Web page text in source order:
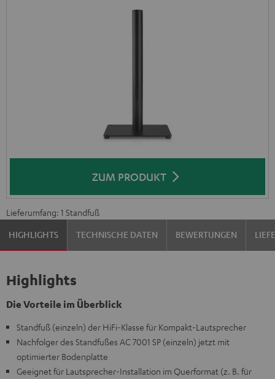
ZUM PRODUKT
Lieferumfang: 1 Standfuß
HIGHLIGHTS
TECHNISCHE DATEN BEWERTUNGEN
Highlights
Die Vorteile im Überblick
Standfuß (einzeln) der HiFi-Klasse für Kompakt-Lautsprecher
Nachfolger des Standfußes AC 7001 SP (einzeln) jetzt mit
optimierter Bodenplatte
Geeignet für Lautsprecher-Installation im Querformat (z. B. für